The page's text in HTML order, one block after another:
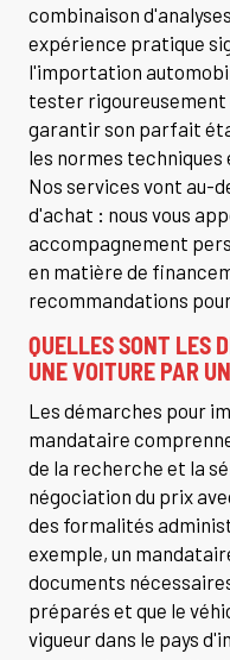
combinaison
expérience pratique
l'importation
tester rigoureusement
garantir son parfait
les normes
Nos services vont au-
d'achat : nous vous
accompagnement
en matière de
recommandations
QUELLES SONT LES
UNE VOITURE PAR
Les démarches pour
mandataire
de la recherche et la
négociation du prix
des formalités
exemple, un
documents
préparés et que le
vigueur dans le pays